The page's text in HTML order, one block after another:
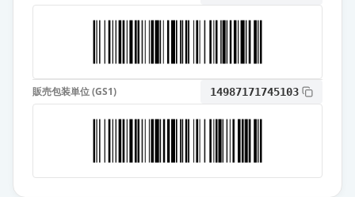
オロパタジン塩酸塩錠2.5mg「タカ
オロパタジン塩酸塩OD錠
2.5mg「ダイト」
10.80 円
通常出荷
オロパタジン塩酸塩錠2.5mg「サワ
販売包装単位 (GS1) 14987171745103